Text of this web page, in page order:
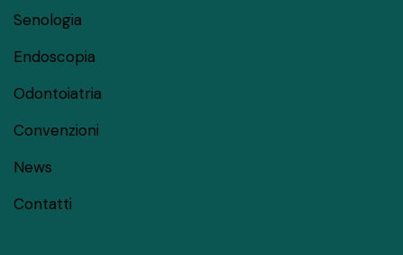
Senologia
Endoscopia
Odontoiatria
Convenzioni
News
Contatti